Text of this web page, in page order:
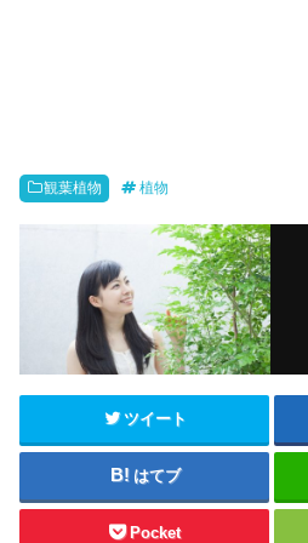
観葉植物 植物
ツイート
はてブ
Pocket